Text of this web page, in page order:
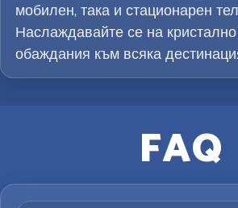
мобилен, така и стационарен
Наслаждавайте се на
обаждания към всяка
FAQ